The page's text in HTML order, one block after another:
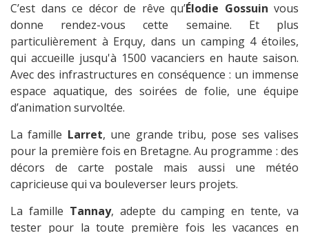
C’est dans ce décor de rêve qu’Élodie Gossuin vous
donne rendez-vous cette semaine. Et plus
particulièrement à Erquy, dans un camping 4 étoiles,
qui accueille jusqu'à 1500 vacanciers en haute saison.
Avec des infrastructures en conséquence : un immense
espace aquatique, des soirées de folie, une équipe
d’animation survoltée.
La famille Larret, une grande tribu, pose ses valises
pour la première fois en Bretagne. Au programme : des
décors de carte postale mais aussi une météo
capricieuse qui va bouleverser leurs projets.
La famille Tannay, adepte du camping en tente, va
tester pour la toute première fois les vacances en